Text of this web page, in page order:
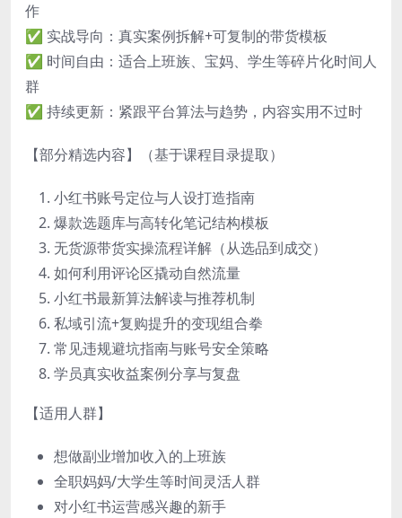
作
✅ 实战导向：真实案例拆解+可复制的带货模板
✅ 时间自由：适合上班族、宝妈、学生等碎片化时间人
群
✅ 持续更新：紧跟平台算法与趋势，内容实用不过时
【部分精选内容】（基于课程目录提取）
小红书账号定位与人设打造指南
爆款选题库与高转化笔记结构模板
无货源带货实操流程详解（从选品到成交）
如何利用评论区撬动自然流量
小红书最新算法解读与推荐机制
私域引流+复购提升的变现组合拳
常见违规避坑指南与账号安全策略
学员真实收益案例分享与复盘
【适用人群】
想做副业增加收入的上班族
全职妈妈/大学生等时间灵活人群
对小红书运营感兴趣的新手